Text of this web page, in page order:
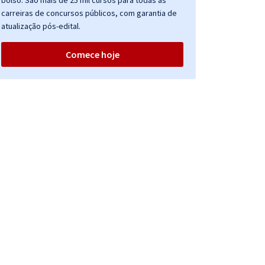
carreiras de concursos públicos, com garantia de
atualização pós-edital.
Comece hoje